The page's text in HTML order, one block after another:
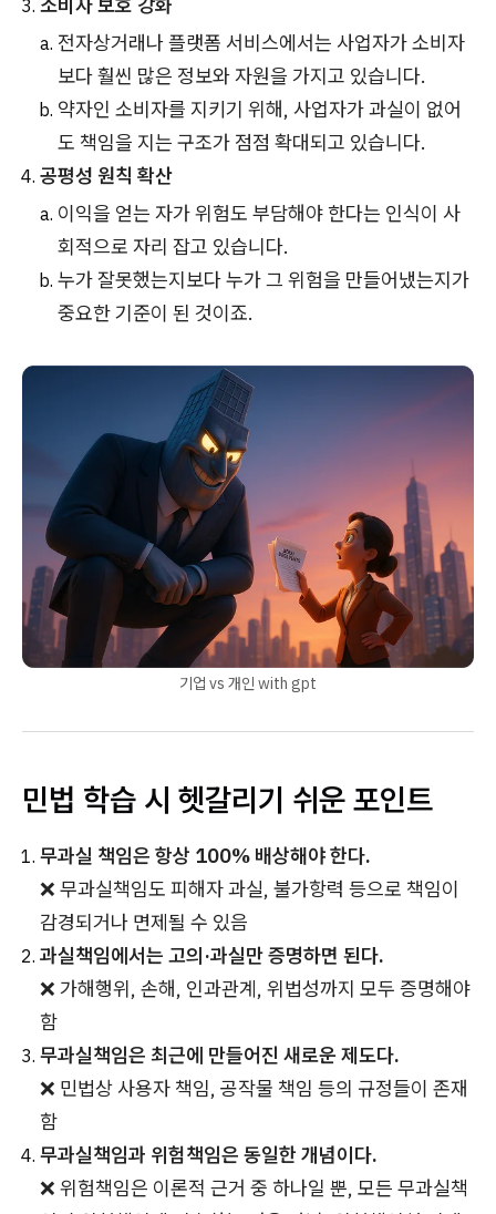
소비자 보호 강화
전자상거래나 플랫폼 서비스에서는 사업자가 소비자
보다 훨씬 많은 정보와 자원을 가지고 있습니다.
약자인 소비자를 지키기 위해, 사업자가 과실이 없어
도 책임을 지는 구조가 점점 확대되고 있습니다.
공평성 원칙 확산
이익을 얻는 자가 위험도 부담해야 한다는 인식이 사
회적으로 자리 잡고 있습니다.
누가 잘못했는지보다 누가 그 위험을 만들어냈는지가
중요한 기준이 된 것이죠.
기업 vs 개인 with gpt
민법 학습 시 헷갈리기 쉬운 포인트
무과실 책임은 항상 100% 배상해야 한다.
❌ 무과실책임도 피해자 과실, 불가항력 등으로 책임이
감경되거나 면제될 수 있음
과실책임에서는 고의·과실만 증명하면 된다.
❌ 가해행위, 손해, 인과관계, 위법성까지 모두 증명해야
함
무과실책임은 최근에 만들어진 새로운 제도다.
❌ 민법상 사용자 책임, 공작물 책임 등의 규정들이 존재
함
무과실책임과 위험책임은 동일한 개념이다.
❌ 위험책임은 이론적 근거 중 하나일 뿐, 모든 무과실책